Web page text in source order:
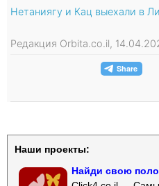
Нетаниягу и Кац выехали в
Редакция Orbita.co.il,
Наши проекты:
Найди свою